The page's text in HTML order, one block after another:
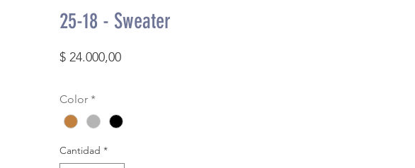
25-18 - Sweater
$ 24.000,00Precio
Color *
Cantidad *